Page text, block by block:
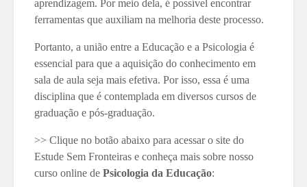
aprendizagem. Por meio dela, é possível encontrar
ferramentas que auxiliam na melhoria deste processo.
Portanto, a união entre a Educação e a Psicologia é
essencial para que a aquisição do conhecimento em
sala de aula seja mais efetiva. Por isso, essa é uma
disciplina que é contemplada em diversos cursos de
graduação e pós-graduação.
>> Clique no botão abaixo para acessar o site do
Estude Sem Fronteiras e conheça mais sobre nosso
curso online de Psicologia da Educação: